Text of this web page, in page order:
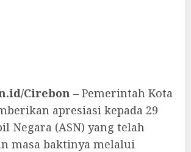
Cirebon – Pemerintah Kota
apresiasi kepada 29
Negara (ASN) yang telah
masa baktinya melalui